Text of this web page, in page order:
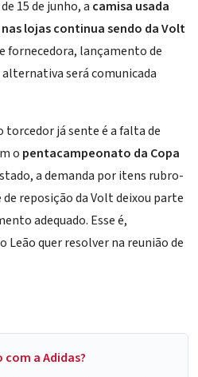
15 de junho, a camisa usada
lojas continua sendo da Volt
fornecedora, lançamento de
será comunicada
já sente é a falta de
o pentacampeonato da Copa
a demanda por itens rubro-
reposição da Volt deixou parte
adequado. Esse é,
Leão quer resolver na reunião de
a Adidas?